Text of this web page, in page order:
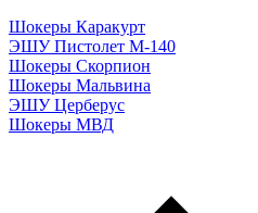
Шокеры Каракурт
ЭШУ Пистолет М-140
Шокеры Скорпион
Шокеры Мальвина
ЭШУ Церберус
Шокеры МВД